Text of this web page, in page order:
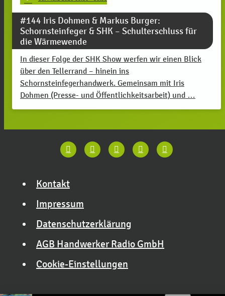
#144 Iris Dohmen & Markus Burger:
Schornsteinfeger & SHK – Schulterschluss für
die Wärmewende
In dieser Folge der SHK Show werfen wir einen Blick
über den Tellerrand – hinein ins
Schornsteinfegerhandwerk. Gemeinsam mit Iris
Dohmen (Presse- und Öffentlichkeitsarbeit) und …
Kontakt
Impressum
Datenschutzerklärung
AGB Handwerker Radio GmbH
Cookie-Einstellungen